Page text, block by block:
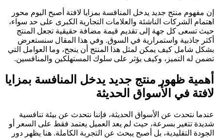
إن مفهوم منتج جديد يدخل المنافسة بمزايا لافتة أصبح اليوم محور
اهتمام الشركات الناشئة والعلامات التجارية الكبرى على حد سواء،
حيث تسعى كل جهة إلى تقديم قيمة مضافة حقيقية تجعل المنتج
أكثر جاذبية واستمرارية في السوق. وفي هذا المقال سنستعرض
بشكل شامل كيف يمكن لمثل هذا المنتج أن ينجح، وما العوامل التي
تضمن له التميز، وكيف يؤثر على سلوك المستهلكين والمنافسين.
أهمية ظهور منتج جديد يدخل المنافسة بمزايا
لافتة في الأسواق الحديثة
عندما نتحدث عن الأسواق الحديثة، فإننا نتحدث عن بيئة تنافسية
شديدة تتغير بسرعة، حيث لم يعد العميل يعتمد فقط على السعر أو
الجودة التقليدية، بل أصبح يبحث عن التجربة الكاملة. هنا يظهر دور